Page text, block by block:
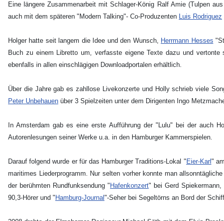
Eine längere Zusammenarbeit mit Schlager-König Ralf Amie (Tulpen
auch mit dem späteren "Modern Talking"- Co-Produzenten Luis Rodriguez
Holger hatte seit langem die Idee und den Wunsch, Herrmann Hesses
Buch zu einem Libretto um, verfasste eigene Texte dazu und
ebenfalls in allen einschlägigen Downloadportalen erhältlich.
Über die Jahre gab es zahllose Livekonzerte und Holly schrieb viele
Peter Unbehauen über 3 Spielzeiten unter dem Dirigenten Ingo
In Amsterdam gab es eine erste Aufführung der "Lulu" bei der auch
Autorenlesungen seiner Werke u.a. in den Hamburger Kammerspielen.
Darauf folgend wurde er für das Hamburger Traditions-Lokal " Eier-Karl " am
maritimes Liederprogramm. Nur selten vorher konnte man
der berühmten Rundfunksendung " Hafenkonzert" bei Gerd
90,3-Hörer und " Hamburg-Journal"-Seher bei Segeltörns an Bord der